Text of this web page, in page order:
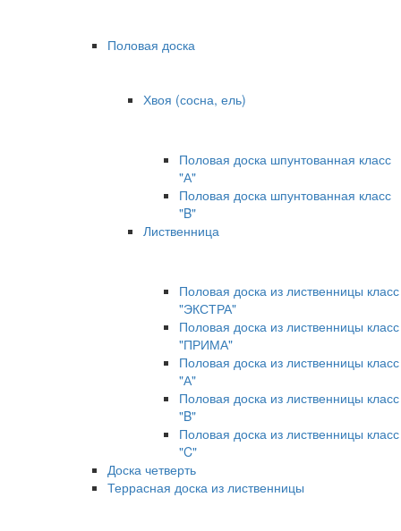
Половая доска
Хвоя (сосна, ель)
Половая доска шпунтованная класс
"А"
Половая доска шпунтованная класс
"B"
Лиственница
Половая доска из лиственницы класс
"ЭКСТРА"
Половая доска из лиственницы класс
"ПРИМА"
Половая доска из лиственницы класс
"А"
Половая доска из лиственницы класс
"B"
Половая доска из лиственницы класс
"C"
Доска четверть
Террасная доска из лиственницы